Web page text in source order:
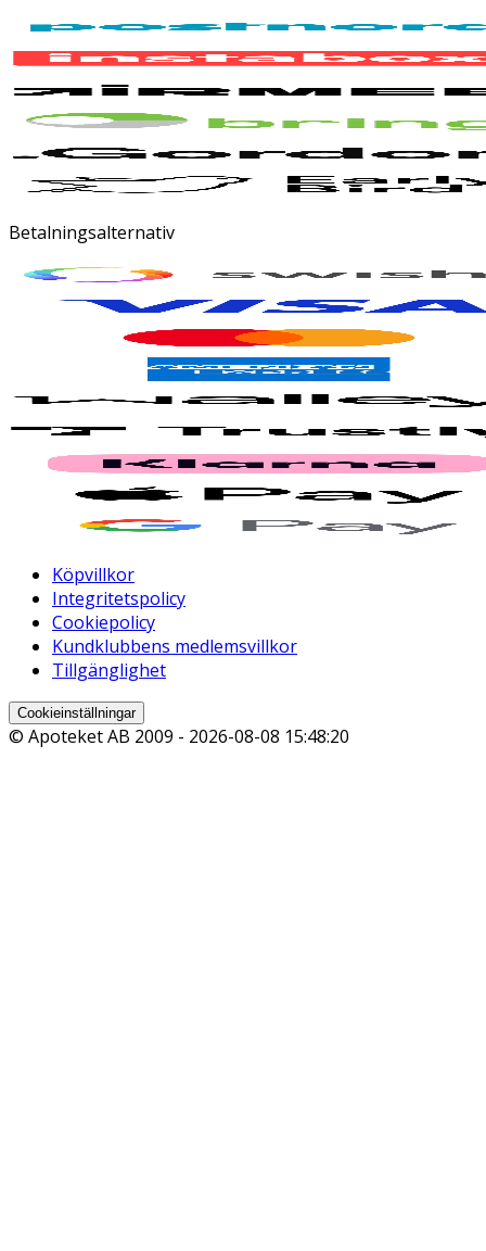
Betalningsalternativ
Köpvillkor
Integritetspolicy
Cookiepolicy
Kundklubbens medlemsvillkor
Tillgänglighet
Cookieinställningar
© Apoteket AB 2009 - 2026-08-08 15:48:20